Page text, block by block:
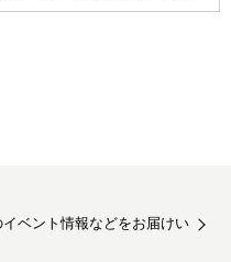
ベント情報などをお届けい